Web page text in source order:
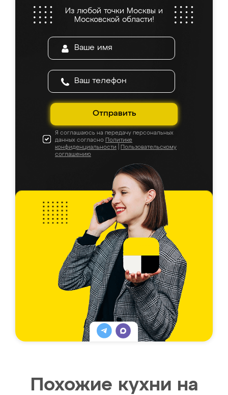
Из любой точки Москвы и
Московской области!
Отправить
Я соглашаюсь на передачу персональных
данных согласно Политике
конфиденциальности
Пользовательскому
соглашению
Похожие кухни на